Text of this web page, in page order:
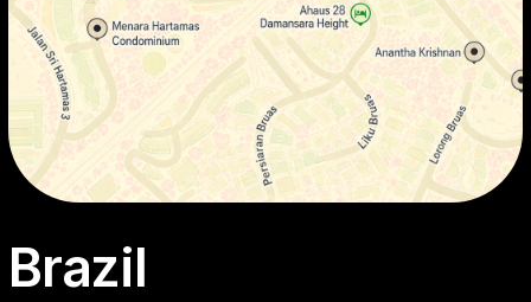
Brazil